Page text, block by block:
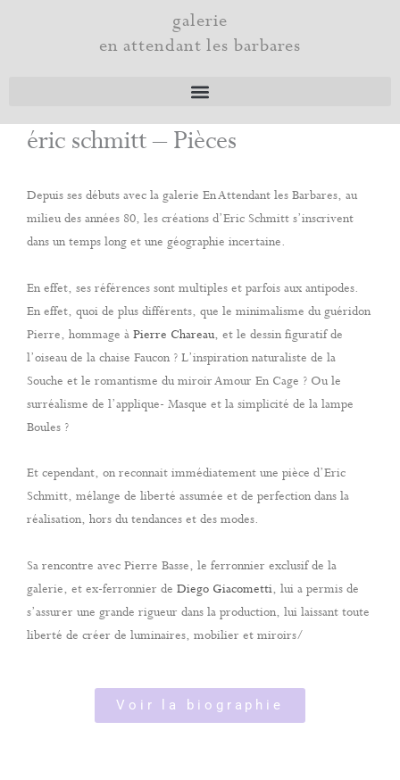
galerie
en attendant les barbares
éric schmitt – Pièces
Depuis ses débuts avec la galerie En Attendant les Barbares, au
milieu des années 80, les créations d’Eric Schmitt s’inscrivent
dans un temps long et une géographie incertaine.
En effet, ses références sont multiples et parfois aux antipodes.
En effet, quoi de plus différents, que le minimalisme du guéridon
Pierre, hommage à Pierre Chareau, et le dessin figuratif de
l’oiseau de la chaise Faucon ? L’inspiration naturaliste de la
Souche et le romantisme du miroir Amour En Cage ? Ou le
surréalisme de l’applique- Masque et la simplicité de la lampe
Boules ?
Et cependant, on reconnait immédiatement une pièce d’Eric
Schmitt, mélange de liberté assumée et de perfection dans la
réalisation, hors du tendances et des modes.
Sa rencontre avec Pierre Basse, le ferronnier exclusif de la
galerie, et ex-ferronnier de Diego Giacometti, lui a permis de
s’assurer une grande rigueur dans la production, lui laissant toute
liberté de créer de luminaires, mobilier et miroirs/
Voir la biographie